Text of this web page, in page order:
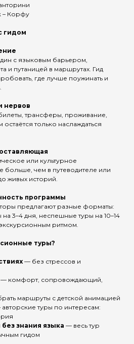
– Корфу
гидом
с языковым барьером,
и путаницей в маршрутах. Гид
где лучше поужинать и
нервов
трансферы, проживание,
только наслаждаться
или культурное
больше, чем в путеводителе или
живых историй.
программы
предлагают разные форматы:
3–4 дня, неспешные туры на 10–14
ритмом.
туры?
— без стрессов и
— комфорт, сопровождающий,
маршруты с детской анимацией
туры по интересам:
знания языка — весь тур
гидом